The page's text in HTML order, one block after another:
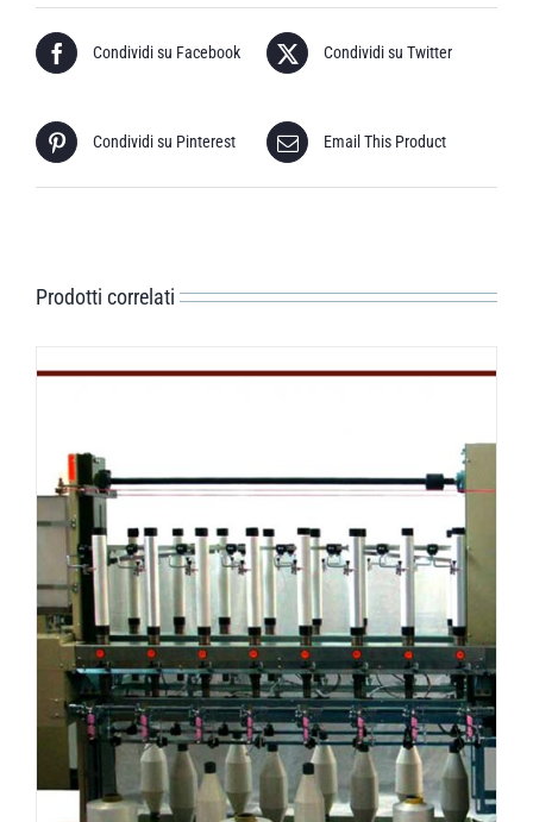
Condividi su Facebook Condividi su Twitter
Condividi su Pinterest Email This Product
Prodotti correlati